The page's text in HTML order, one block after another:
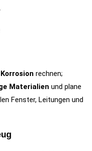
Korrosion rechnen;
Materialien und plane
Fenster, Leitungen und